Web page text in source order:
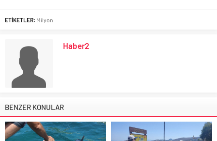
ETİKETLER: Milyon
Haber2
BENZER KONULAR